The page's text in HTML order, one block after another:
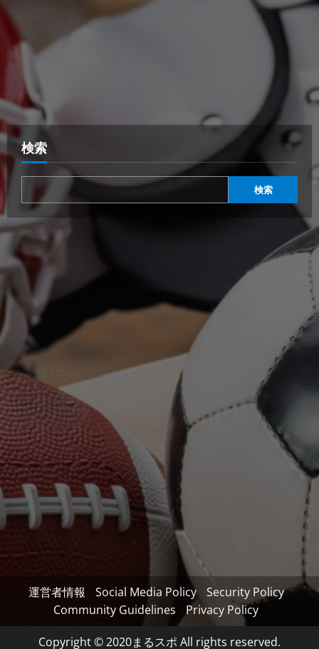
検索
検索
運営者情報 Social Media Policy
Security Policy
Community Guidelines
Privacy Policy
Copyright © 2020まるスポ All rights reserved.